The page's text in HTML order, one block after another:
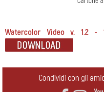
Watercolor Video v. 1.2 -
Condividi con gli